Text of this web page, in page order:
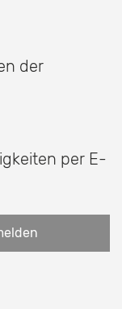
der
per E-